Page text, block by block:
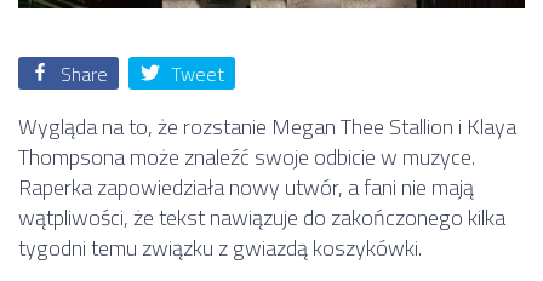
Share Tweet
Wygląda na to, że rozstanie Megan Thee Stallioni Klaya
Thompsonamoże znaleźć swoje odbicie w muzyce.
Raperka zapowiedziała nowy utwór, a fani nie mają
wątpliwości, że tekst nawiązuje do zakończonego kilka
tygodni temu związku z gwiazdą koszykówki.